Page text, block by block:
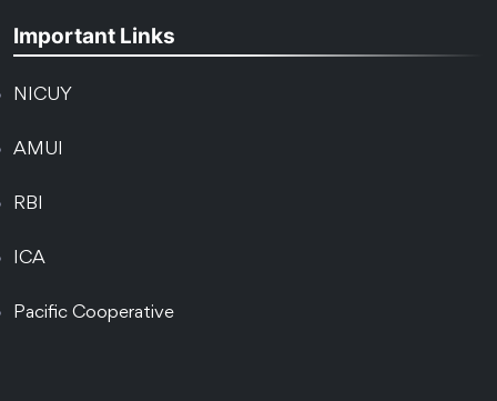
Important Links
NICUY
AMUI
RBI
ICA
Pacific Cooperative